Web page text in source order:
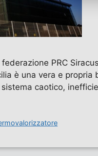
PRC
è una vera e
caotico,